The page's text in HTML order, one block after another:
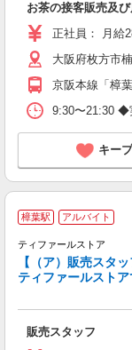
お茶の接客販売及
正社員： 月給
大阪府枚方市
京阪本線「樟
9:30〜21:30
キー
樟葉駅 アルバイト
ティファールストア
【（ア）販売スタ
ティファールスト
販売スタッフ